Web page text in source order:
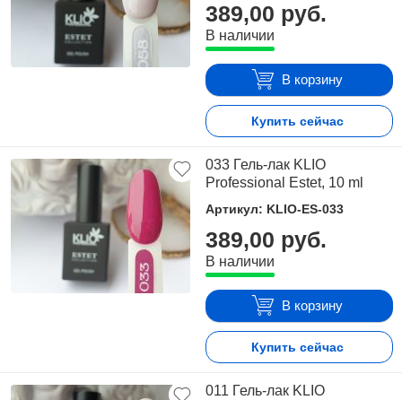
389,00 руб.
В наличии
В корзину
Купить сейчас
033 Гель-лак KLIO
Professional Estet, 10 ml
Артикул: KLIO-ES-033
389,00 руб.
В наличии
В корзину
Купить сейчас
011 Гель-лак KLIO